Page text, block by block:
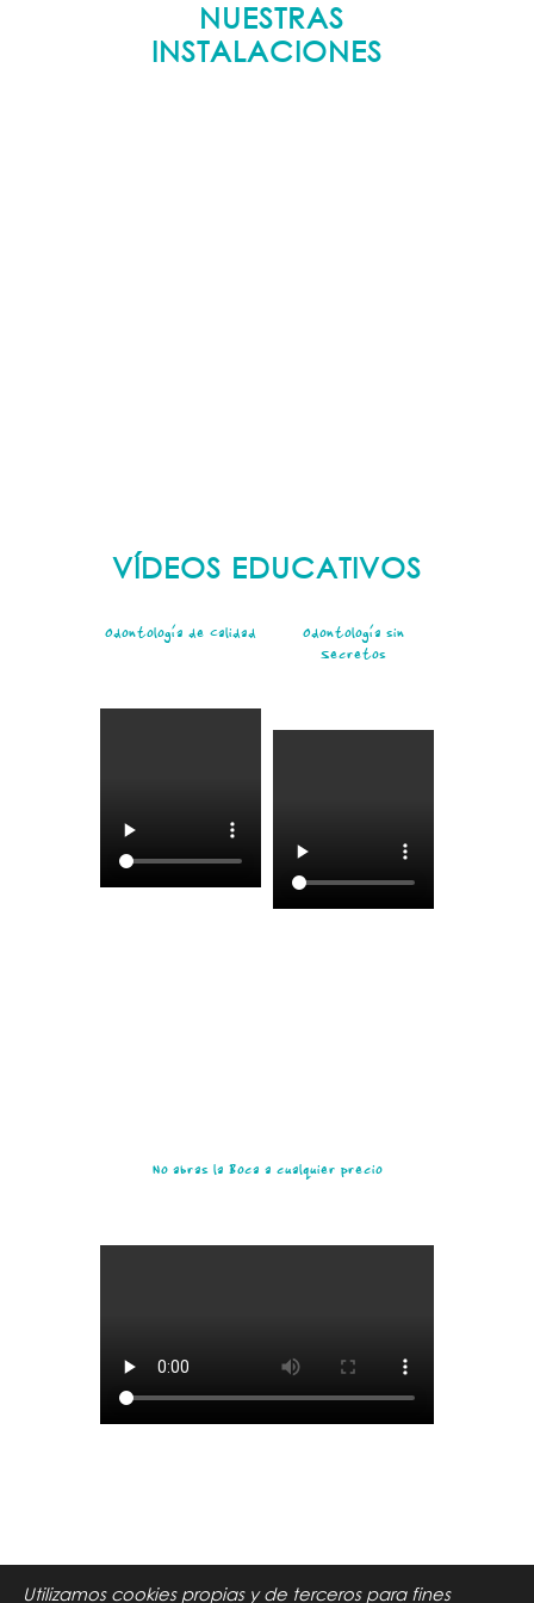
NUESTRAS
INSTALACIONES
VÍDEOS EDUCATIVOS
Odontología de Calidad
Odontología sin
Secretos
No abras la Boca a cualquier precio
Utilizamos cookies propias y de terceros para fines